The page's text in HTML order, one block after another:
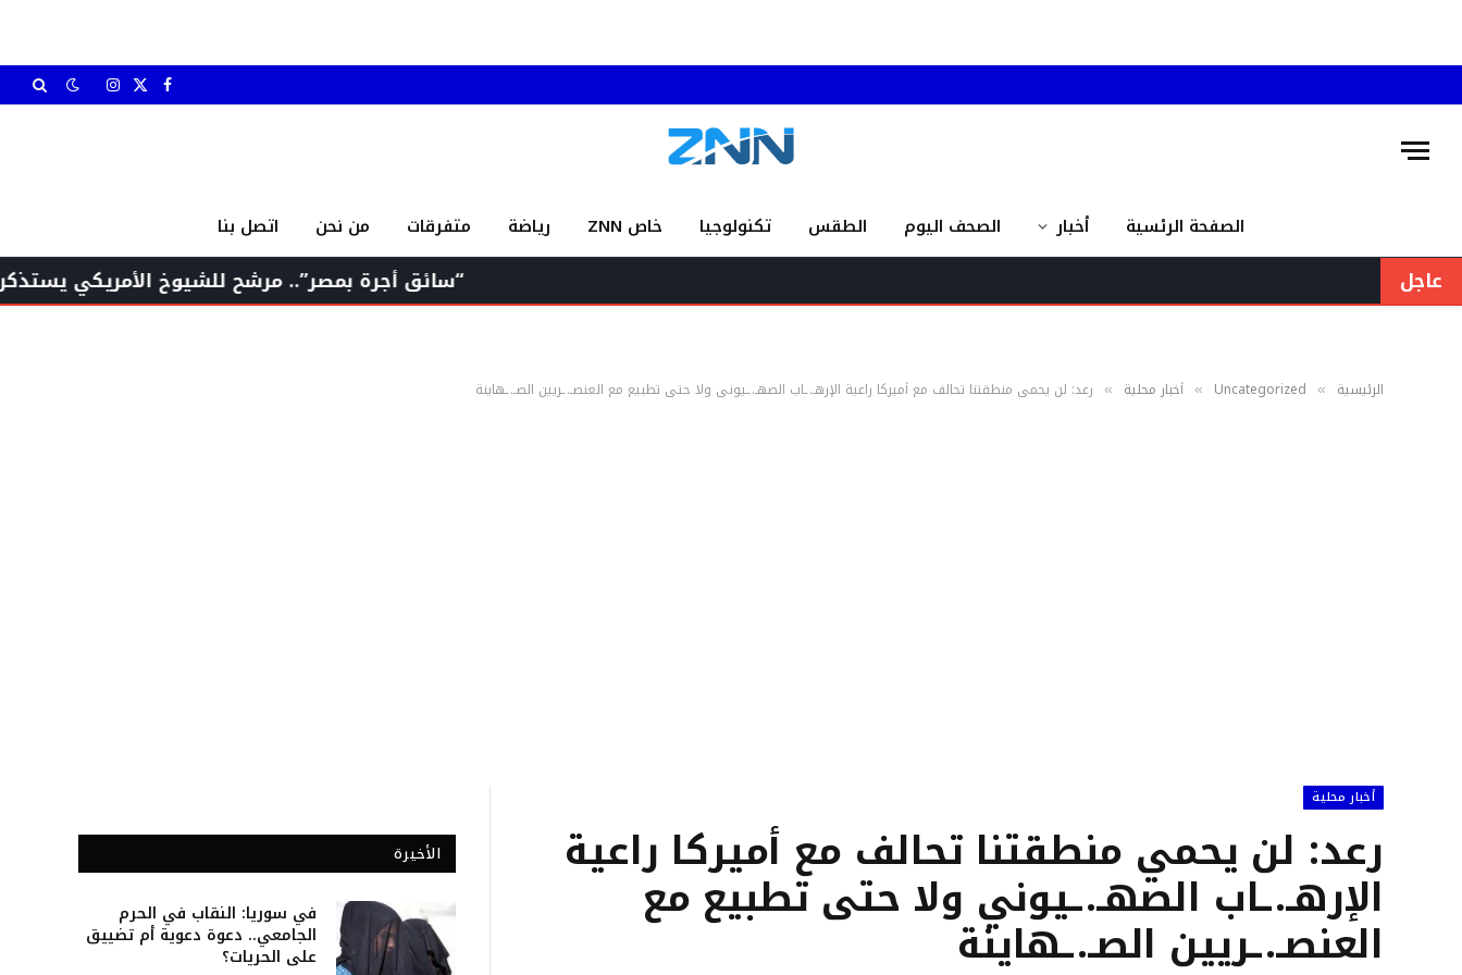
فيسبوك
X الانستغرام
الصفحة الرئسية أخبار الصحف اليوم الطقس تكنولوجيا خاص ZNN رياضة متفرقات من نحن اتصل بنا
عاجل “سائق أجرة بمصر”.. مرشح للشيوخ الأمريكي يستذكر مسيرته
الرئيسية »
Uncategorized
» أخبار محلية » رعد: لن يحمي منطقتنا تحالف مع أميركا راعية الإرهـ.ـاب الصهـ.ـيوني ولا حتى تطبيع مع العنصـ.ـريين الصـ.ـهاينة
أخبار محلية
رعد: لن يحمي منطقتنا تحالف مع أميركا راعية
الإرهـ.ـاب الصهـ.ـيوني ولا حتى تطبيع مع
العنصـ.ـريين الصـ.ـهاينة
الأخيرة
في سوريا: النقاب في الحرم
الجامعي.. دعوة دعوية أم تضييق
على الحريات؟